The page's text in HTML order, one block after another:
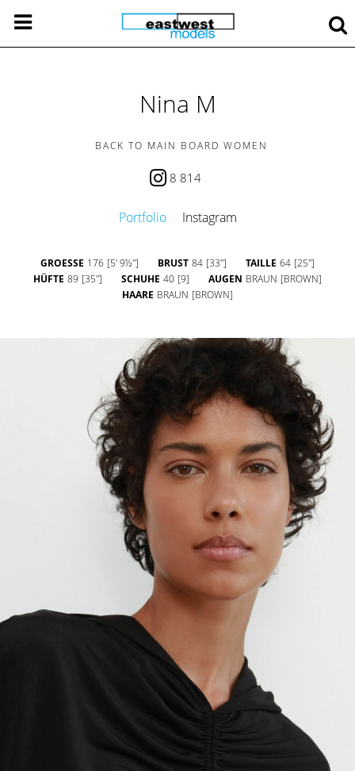
Nina M
BACK TO MAIN BOARD WOMEN
8 814
Portfolio Instagram
GROESSE 176 [5' 9½''] BRUST 84 [33''] TAILLE 64 [25'']
HÜFTE 89 [35''] SCHUHE 40 [9] AUGEN BRAUN [BROWN]
HAARE BRAUN [BROWN]